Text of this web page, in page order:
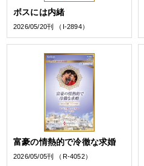
ボスには内緒
2026/05/20刊 （I-2894）
富豪の情熱的で冷徹な求婚
2026/05/05刊 （R-4052）